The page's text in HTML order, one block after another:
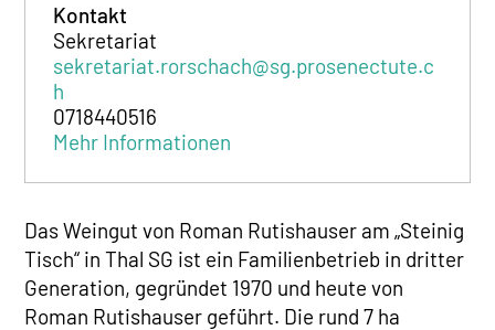
Kontakt
Sekretariat
sekretariat.rorschach@sg.prosenectute.c
h
0718440516
Mehr Informationen
Das Weingut von Roman Rutishauser am „Steinig
Tisch“ in Thal SG ist ein Familienbetrieb in dritter
Generation, gegründet 1970 und heute von
Roman Rutishauser geführt. Die rund 7 ha